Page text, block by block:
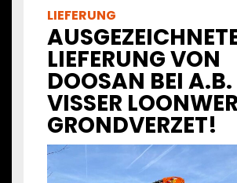
LIEFERUNG
LIEFERUNG VON
DOOSAN BEI A.B.
VISSER
GRONDVERZET!